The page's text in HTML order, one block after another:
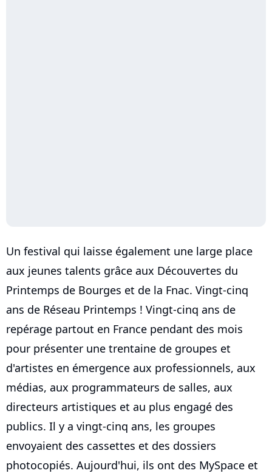
Un festival qui laisse également une large place
aux jeunes talents grâce aux Découvertes du
Printemps de Bourges et de la Fnac. Vingt-cinq
ans de Réseau Printemps ! Vingt-cinq ans de
repérage partout en France pendant des mois
pour présenter une trentaine de groupes et
d'artistes en émergence aux professionnels, aux
médias, aux programmateurs de salles, aux
directeurs artistiques et au plus engagé des
publics. Il y a vingt-cinq ans, les groupes
envoyaient des cassettes et des dossiers
photocopiés. Aujourd'hui, ils ont des MySpace et